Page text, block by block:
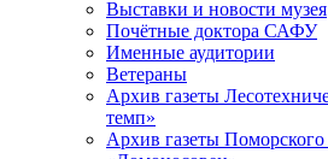
Выставки и новости музея
Почётные доктора САФУ
Именные аудитории
Ветераны
Архив газеты
темп»
Архив газеты Поморского